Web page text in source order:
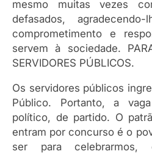
mesmo muitas vezes
defasados,
comprometimento e
servem à sociedade.
SERVIDORES PÚBLICOS.
Os servidores públicos
Público. Portanto, a
político, de partido. O
entram por concurso é o
ser para celebrarmos,